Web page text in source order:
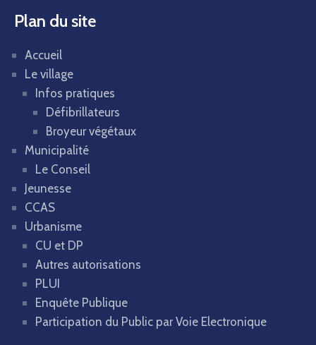
Plan du site
Accueil
Le village
Infos pratiques
Défibrillateurs
Broyeur végétaux
Municipalité
Le Conseil
Jeunesse
CCAS
Urbanisme
CU et DP
Autres autorisations
PLUI
Enquête Publique
Participation du Public par Voie Electronique